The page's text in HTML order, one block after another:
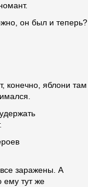
он был и теперь?
конечно, яблони там
заражены. А
ему тут же